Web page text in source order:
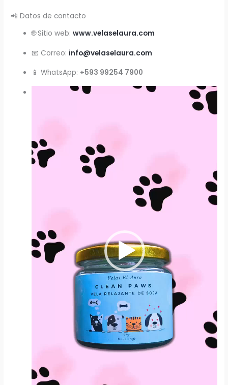
📲 Datos de contacto
🌐 Sitio web:www.velaselaura.com
📧 Correo: info@velaselaura.com
📱 WhatsApp: +593 99254 7900
Reproductor